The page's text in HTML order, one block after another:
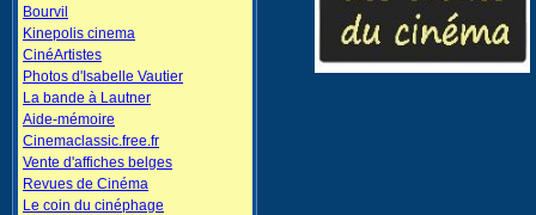
Bourvil
Kinepolis cinema
CinéArtistes
Photos d'Isabelle Vautier
La bande à Lautner
Aide-mémoire
Cinemaclassic.free.fr
Vente d'affiches belges
Revues de Cinéma
Le coin du cinéphage